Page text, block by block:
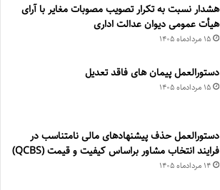
هشدار نسبت به تکرار تصویب مصوبات مغایر با آرای
هیأت عمومی دیوان عدالت اداری
۱۵ مرداد‌ماه ۱۴۰۵
دستورالعمل پیمان های فاقد تعدیل
۱۵ مرداد‌ماه ۱۴۰۵
دستورالعمل حذف پيشنهادهای مالی نامتناسب در
فرايند انتخاب مشاور براساس كيفيت و قيمت (QCBS)
۱۴ مرداد‌ماه ۱۴۰۵